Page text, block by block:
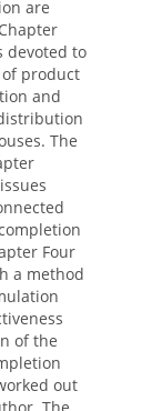
are
devoted to
product
and
The
Four
a method
of the
out